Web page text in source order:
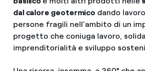
dal calore geotermico dando
persone fragili nell’ambito di un
progetto che coniuga lavoro,
imprenditorialità e sviluppo